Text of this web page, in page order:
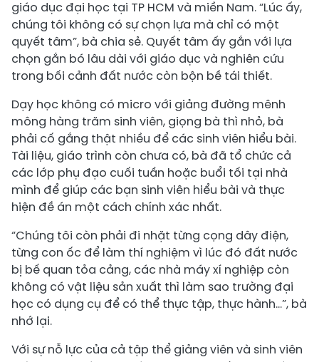
giáo dục đại học tại TP HCM và miền Nam. “Lúc ấy,
chúng tôi không có sự chọn lựa mà chỉ có một
quyết tâm”, bà chia sẻ. Quyết tâm ấy gắn với lựa
chọn gắn bó lâu dài với giáo dục và nghiên cứu
trong bối cảnh đất nước còn bộn bề tái thiết.
Dạy học không có micro với giảng đường mênh
mông hàng trăm sinh viên, giọng bà thì nhỏ, bà
phải cố gắng thật nhiều để các sinh viên hiểu bài.
Tài liệu, giáo trình còn chưa có, bà đã tổ chức cả
các lớp phụ đạo cuối tuần hoặc buổi tối tại nhà
mình để giúp các bạn sinh viên hiểu bài và thực
hiện đề án một cách chính xác nhất.
“Chúng tôi còn phải đi nhặt từng cọng dây điện,
từng con ốc để làm thí nghiệm vì lúc đó đất nước
bị bế quan tỏa cảng, các nhà máy xí nghiệp còn
không có vật liệu sản xuất thì làm sao trường đại
học có dụng cụ để có thể thực tập, thực hành…”, bà
nhớ lại.
Với sự nỗ lực của cả tập thể giảng viên và sinh viên